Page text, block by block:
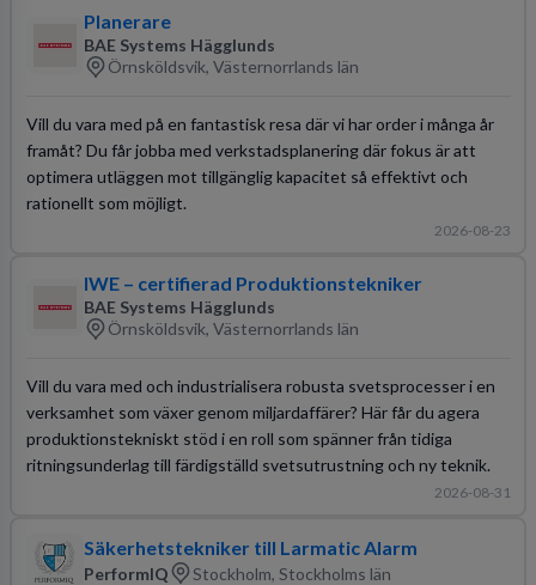
Planerare
BAE Systems Hägglunds
Örnsköldsvik, Västernorrlands län
Vill du vara med på en fantastisk resa där vi har order i många år
framåt? Du får jobba med verkstadsplanering där fokus är att
optimera utläggen mot tillgänglig kapacitet så effektivt och
rationellt som möjligt.
2026-08-23
IWE – certifierad Produktionstekniker
BAE Systems Hägglunds
Örnsköldsvik, Västernorrlands län
Vill du vara med och industrialisera robusta svetsprocesser i en
verksamhet som växer genom miljardaffärer? Här får du agera
produktionstekniskt stöd i en roll som spänner från tidiga
ritningsunderlag till färdigställd svetsutrustning och ny teknik.
2026-08-31
Säkerhetstekniker till Larmatic Alarm
PerformIQ Stockholm, Stockholms län